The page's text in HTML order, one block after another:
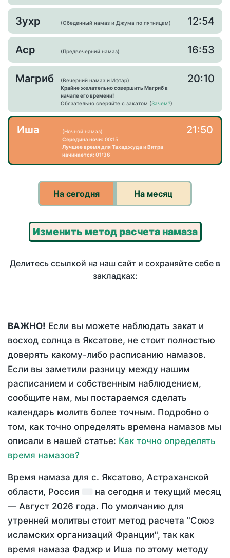
Зухр (Обеденный намаз и Джума по пятницам) 12:54
Аср (Предвечерний намаз) 16:53
Магриб
(Вечерний намаз и Ифтар)
Крайне желательно совершить Магриб в
начале его времени!
Обязательно сверяйте с закатом (Зачем?)
20:10
Иша
(Ночной намаз)
Середина ночи: 00:15
Лучшее время для Тахаджуда и Витра
начинается: 01:36
21:50
На сегодня На месяц
Изменить метод расчета намаза
Делитесь ссылкой на наш сайт и сохраняйте себе в
закладках:
ВАЖНО! Если вы можете наблюдать закат и
восход солнца в Яксатове, не стоит полностью
доверять какому-либо расписанию намазов.
Если вы заметили разницу между нашим
расписанием и собственным наблюдением,
сообщите нам, мы постараемся сделать
календарь молитв более точным. Подробно о
том, как точно определять времена намазов мы
описали в нашей статье: Как точно определять
время намазов?
Время намаза для с. Яксатово, Астраханской
области, Россия
на сегодня и текущий месяц
— Август 2026 года. По умолчанию для
утренней молитвы стоит метод расчета "Союз
исламских организаций Франции", так как
время намаза Фаджр и Иша по этому методу